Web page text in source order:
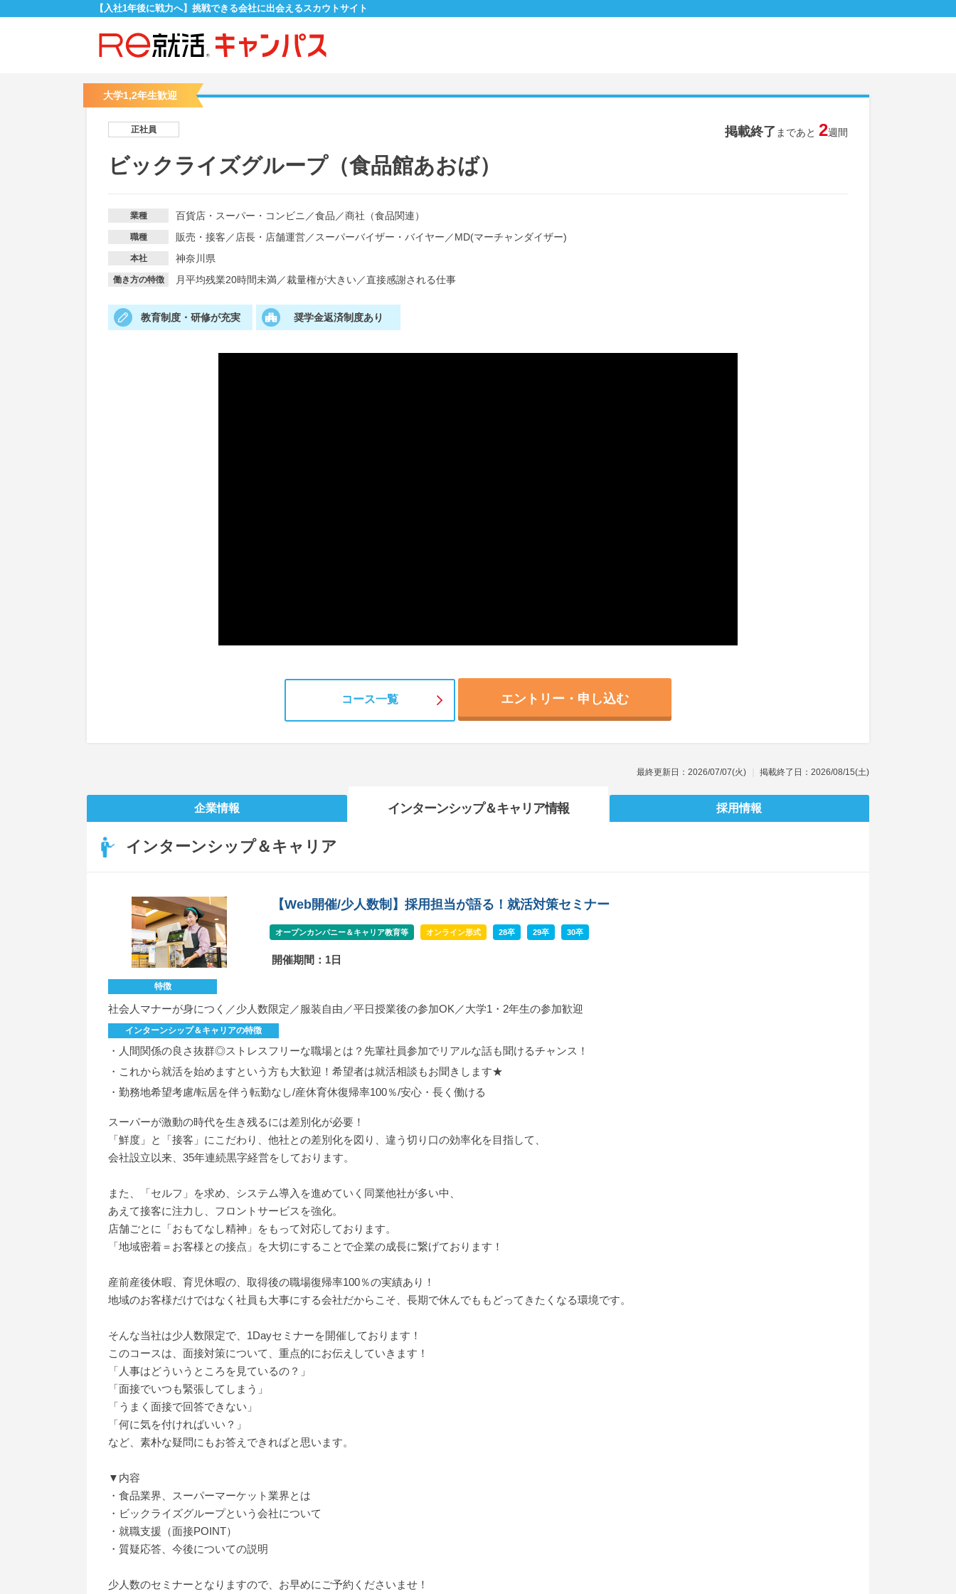
【入社1年後に戦力へ】挑戦できる会社に出会えるスカウトサイト
大学1,2年生歓迎
正社員 掲載終了 まであと 2週間
ビックライズグループ（食品館あおば）
業種 百貨店・スーパー・コンビニ ／食品 ／商社（食品関連）
職種 販売・接客 ／ 店長・店舗運営／ スーパーバイザー・バイヤー ／MD(マーチャンダイザー)
本社 神奈川県
働き方の特徴 月平均残業20時間未満／裁量権が大きい／直接感謝される仕事
教育制度・研修が充実 奨学金返済制度あり
コース一覧 エントリー・申し込む
最終更新日：2026/07/07(火) 掲載終了日：2026/08/15(土)
企業情報 インターンシップ＆キャリア情報 採用情報
インターンシップ＆キャリア
【Web開催/少人数制】採用担当が語る！就活対策セミナー
オープンカンパニー＆キャリア教育等 オンライン形式 28卒 29卒 30卒
開催期間：1日
特徴
社会人マナーが身につく／少人数限定／服装自由／平日授業後の参加OK／大学1・2年生の参加歓迎
インターンシップ＆キャリアの特徴
・人間関係の良さ抜群◎ストレスフリーな職場とは？先輩社員参加でリアルな話も聞けるチャンス！
・これから就活を始めますという方も大歓迎！希望者は就活相談もお聞きします★
・勤務地希望考慮/転居を伴う転勤なし/産休育休復帰率100％/安心・長く働ける
スーパーが激動の時代を生き残るには差別化が必要！
「鮮度」と「接客」にこだわり、他社との差別化を図り、違う切り口の効率化を目指して、
会社設立以来、35年連続黒字経営をしております。
また、「セルフ」を求め、システム導入を進めていく同業他社が多い中、
あえて接客に注力し、フロントサービスを強化。
店舗ごとに「おもてなし精神」をもって対応しております。
「地域密着＝お客様との接点」を大切にすることで企業の成長に繋げております！
産前産後休暇、育児休暇の、取得後の職場復帰率100％の実績あり！
地域のお客様だけではなく社員も大事にする会社だからこそ、長期で休んでももどってきたくなる環境です。
そんな当社は少人数限定で、1Dayセミナーを開催しております！
このコースは、面接対策について、重点的にお伝えしていきます！
「人事はどういうところを見ているの？」
「面接でいつも緊張してしまう」
「うまく面接で回答できない」
「何に気を付ければいい？」
など、素朴な疑問にもお答えできればと思います。
▼内容
・食品業界、スーパーマーケット業界とは
・ビックライズグループという会社について
・就職支援（面接POINT）
・質疑応答、今後についての説明
少人数のセミナーとなりますので、お早めにご予約くださいませ！